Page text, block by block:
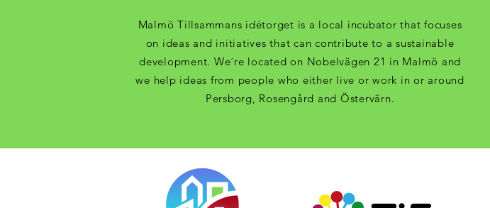
Malmö Tillsammans idétorget is a local incubator that focuses
on ideas and initiatives that can contribute to a sustainable
development. We´re located on Nobelvägen 21 in Malmö and
we help ideas from people who either live or work in or around
Persborg, Rosengård and Östervärn.